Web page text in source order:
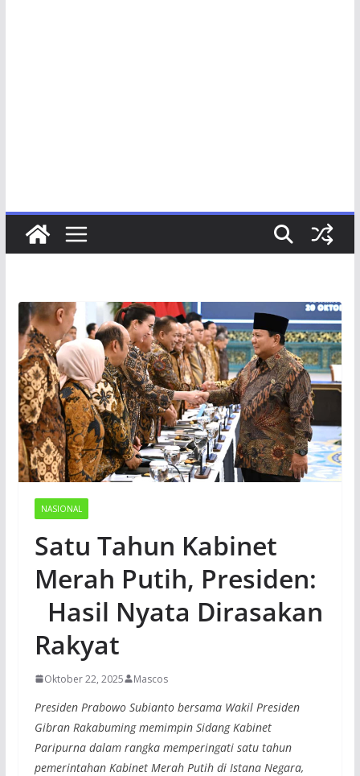
NASIONAL
Satu Tahun Kabinet
Merah Putih, Presiden:
Hasil Nyata Dirasakan
Rakyat
Oktober 22, 2025 Mascos
Presiden Prabowo Subianto bersama Wakil Presiden
Gibran Rakabuming memimpin Sidang Kabinet
Paripurna dalam rangka memperingati satu tahun
pemerintahan Kabinet Merah Putih di Istana Negara,